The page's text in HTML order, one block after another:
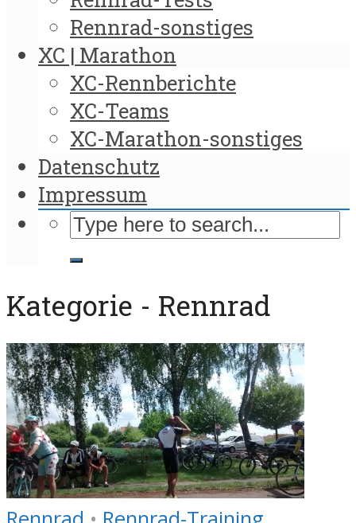
Rennrad-sonstiges
XC | Marathon
XC-Rennberichte
XC-Teams
XC-Marathon-sonstiges
Datenschutz
Impressum
Kategorie - Rennrad